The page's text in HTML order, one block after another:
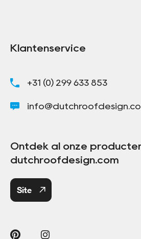
Klantenservice
+31 (0) 299 633 853
Ontdek al onze
dutchroofdesign.com
Site